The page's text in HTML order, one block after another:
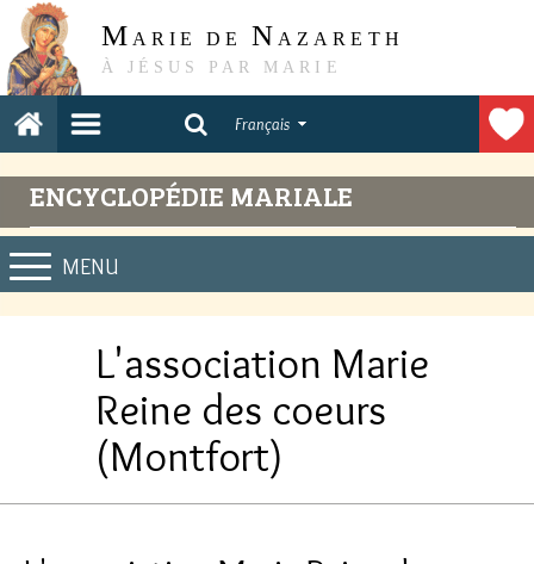
M ARIE DE N AZARETH
À JÉSUS PAR MARIE
Français
ENCYCLOPÉDIE MARIALE
MENU
L'association Marie
Reine des coeurs
(Montfort)